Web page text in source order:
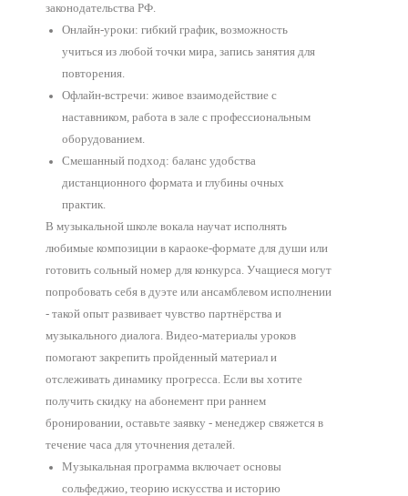
законодательства РФ.
Онлайн-уроки: гибкий график, возможность
учиться из любой точки мира, запись занятия для
повторения.
Офлайн-встречи: живое взаимодействие с
наставником, работа в зале с профессиональным
оборудованием.
Смешанный подход: баланс удобства
дистанционного формата и глубины очных
практик.
В музыкальной школе вокала научат исполнять
любимые композиции в караоке-формате для души или
готовить сольный номер для конкурса. Учащиеся могут
попробовать себя в дуэте или ансамблевом исполнении
- такой опыт развивает чувство партнёрства и
музыкального диалога. Видео-материалы уроков
помогают закрепить пройденный материал и
отслеживать динамику прогресса. Если вы хотите
получить скидку на абонемент при раннем
бронировании, оставьте заявку - менеджер свяжется в
течение часа для уточнения деталей.
Музыкальная программа включает основы
сольфеджио, теорию искусства и историю